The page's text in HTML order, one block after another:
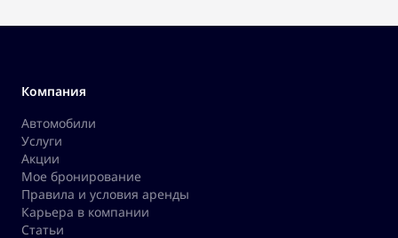
Компания
Автомобили
Услуги
Акции
Мое бронирование
Правила и условия аренды
Карьера в компании
Статьи